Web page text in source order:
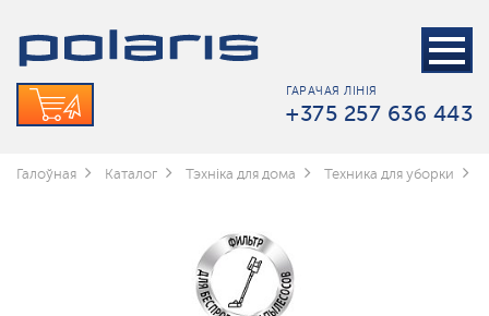
ГАРАЧАЯ ЛІНІЯ
+375 257 636 443
Галоўная Каталог Тэхніка для дома Техника для уборки